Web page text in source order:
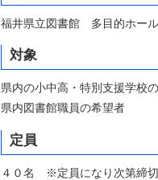
福井県立図書館 多目的ホール
対象
県内の小中高・特別支援学校
県内図書館職員の希望者
定員
４０名 ※定員になり次第締